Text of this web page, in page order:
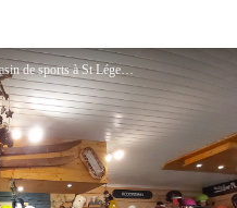
Eymar Dauphin Sports, magasin de sports à St Léger-les-Mélèzes, Champsaur - Eymar Dauphin Sports